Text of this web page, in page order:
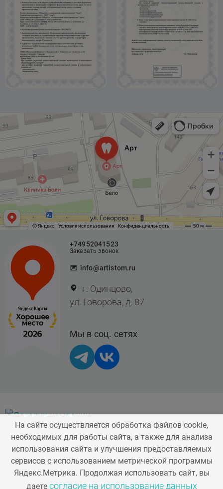
+74952041523
Заказать звонок
info@artistom.ru
г. Одинцово,
ул. Говорова, д. 87
Мы в соц. сетях
О компании Наша команда
На сайте осуществляется обработка файлов cookie,
необходимых для работы сайта, а также для анализа
использования сайта и улучшения предоставляемых
сервисов с использованием метрической программы
Яндекс.Метрика. Продолжая использовать сайт, вы
даете согласие на использование данных